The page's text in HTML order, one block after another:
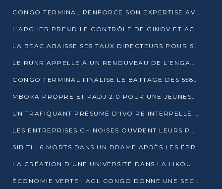
CONGO TERMINAL RENFORCE SON EXPERTISE AVEC NEUF NOUVEAUX FORMATEURS EN ENGINS PORTUAIRES
L’ARCHER PREND LE CONTRÔLE DE GINOV ET ACCÉLÈRE SON VIRAGE NUMÉRIQUE
LA BEAC ABAISSE SES TAUX DIRECTEURS POUR SOUTENIR LA CROISSANCE EN ZONE CEMAC
LE RUNR APPELLE À UN RENOUVEAU DE L’ENGAGEMENT MILITANT
CONGO TERMINAL FINALISE LE BATTAGE DES 558 PIEUX DU FUTUR QUAI DU MÔLE EST
MBOKA PROPRE ET PADJ 2.0 POUR UNE JEUNESSE PLUS AUTONOME
UN TRAFIQUANT PRÉSUMÉ D’IVOIRE INTERPELLÉ À DOLISIE
LES ENTREPRISES CHINOISES OUVRENT LEURS PORTES AUX JEUNES DIPLÔMÉS
SIBITI : 6 MORTS DANS UN DRAME APRÈS LES ÉPREUVES DU BEPC
LA CRÉATION D’UNE UNIVERSITÉ DANS LA LIKOUALA AU CŒUR D’UNE RÉFLEXION NATIONALE
ÉCONOMIE VERTE : AGL CONGO DONNE UNE SECONDE VIE À SES DÉCHETS INDUSTRIELS